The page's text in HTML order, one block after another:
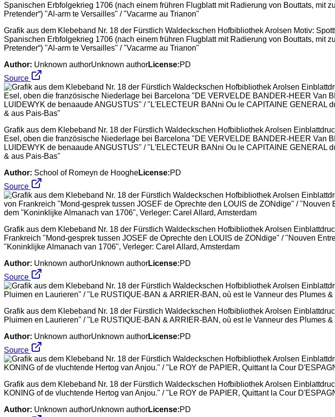
Grafik aus dem Klebeband Nr. 18 der Fürstlich Waldeckschen Hofbibliothek Arolsen Motiv:
Spanischen Erbfolgekrieg 1706 (nach einem frühren Flugblatt mit Radierung von Bouttats, mit
Pretender“) "Al-arm te Versailles" / "Vacarme au Trianon"
Author: Unknown authorUnknown authorLicense:PD
Source
Grafik aus dem Klebeband Nr. 18 der Fürstlich Waldeckschen Hofbibliothek Arolsen
Esel, oben die französische Niederlage bei Barcelona "DE VERVELDE BANDER-HEER Van
LUIDEWYK de benaaude ANGUSTUS" / "L'ELECTEUR BANni Ou le CAPITAINE
& aus Pais-Bas"
Author: School of Romeyn de HoogheLicense:PD
Source
Grafik aus dem Klebeband Nr. 18 der Fürstlich Waldeckschen Hofbibliothek Arolsen
Frankreich "Mond-gesprek tussen JOSEF de Oprechte den LOUIS de ZONdige" / "Nouven
"Koninklijke Almanach van 1706", Verleger: Carel Allard, Amsterdam
Author: Unknown authorUnknown authorLicense:PD
Source
Grafik aus dem Klebeband Nr. 18 der Fürstlich Waldeckschen Hofbibliothek Arolsen
Pluimen en Laurieren" / "Le RUSTIQUE-BAN & ARRIER-BAN, où est le Vanneur des Plumes
Author: Unknown authorUnknown authorLicense:PD
Source
Grafik aus dem Klebeband Nr. 18 der Fürstlich Waldeckschen Hofbibliothek Arolsen
KONING of de vluchtende Hertog van Anjou." / "Le ROY de PAPIER, Quittant la Cour
Author: Unknown authorUnknown authorLicense:PD